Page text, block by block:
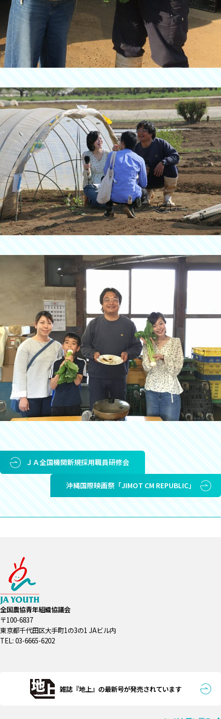
ＪＡ全国機関新規採用職員研修会
沖縄国際映画祭「JIMOT CM REPUBLIC」
全国農協青年組織協議会
〒100-6837
東京都千代田区大手町1の3の1 JAビル内
TEL: 03-6665-6202
雑誌『地上』の最新号が発売されています